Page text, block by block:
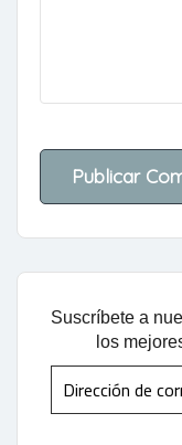
Suscríbete a
los